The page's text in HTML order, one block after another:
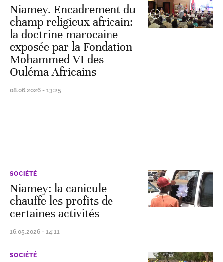
Niamey. Encadrement du
champ religieux africain:
la doctrine marocaine
exposée par la Fondation
Mohammed VI des
Ouléma Africains
08.06.2026 - 13:25
SOCIÉTÉ
Niamey: la canicule
chauffe les profits de
certaines activités
16.05.2026 - 14:11
SOCIÉTÉ